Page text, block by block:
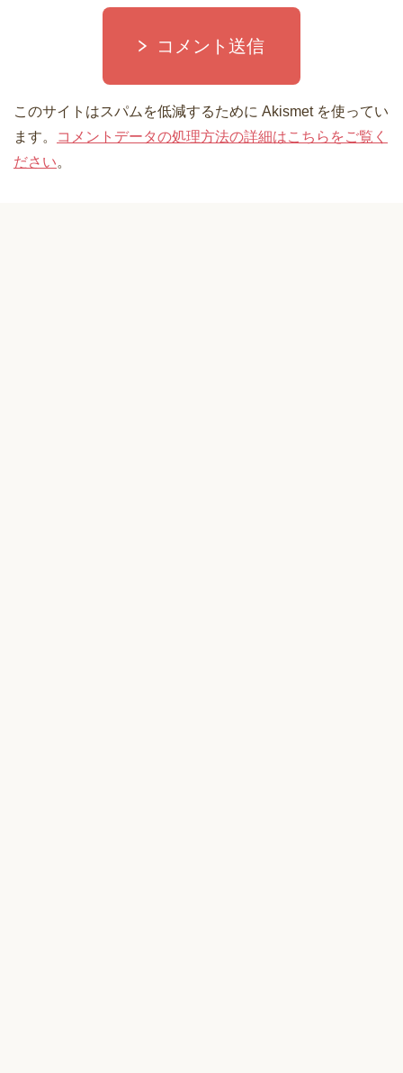
コメント送信
このサイトはスパムを低減するために Akismet を使ってい
ます。
コメントデータの処理方法の詳細はこちらをご覧く
ださい。